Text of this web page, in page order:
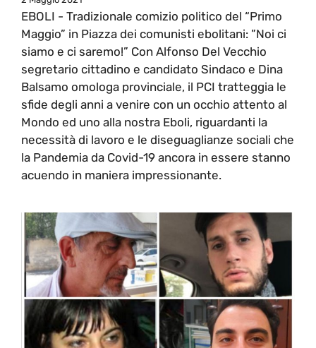
EBOLI - Tradizionale comizio politico del “Primo
Maggio” in Piazza dei comunisti ebolitani: ”Noi ci
siamo e ci saremo!” Con Alfonso Del Vecchio
segretario cittadino e candidato Sindaco e Dina
Balsamo omologa provinciale, il PCI tratteggia le
sfide degli anni a venire con un occhio attento al
Mondo ed uno alla nostra Eboli, riguardanti la
necessità di lavoro e le diseguaglianze sociali che
la Pandemia da Covid-19 ancora in essere stanno
acuendo in maniera impressionante.